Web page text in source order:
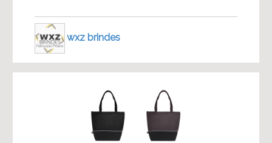
wxz brindes